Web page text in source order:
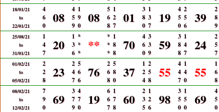
18/01/21
to
22/01/21
4
6
0
08
4
5
9
1
9
0
08
5
6
8
1
2
7
01
3
8
0
1
3
7
19
4
5
0
2
5
6
39
2
8
9
25/08/21
to
31/01/21
1
4
7
20
1
3
6
*
*
*
**
*
*
*
1
8
8
70
4
6
0
3
3
9
59
3
8
8
1
4
7
24
2
5
7
01/02/21
to
05/02/21
2
2
8
23
2
4
7
5
6
6
76
2
6
8
5
8
0
37
1
2
4
2
5
8
55
4
4
7
1
4
0
55
1
6
8
08/02/21
to
12/02/21
7
9
0
69
3
7
9
4
7
0
19
6
6
7
1
7
8
60
2
3
5
1
2
6
98
3
5
0
1
5
0
69
4
5
0